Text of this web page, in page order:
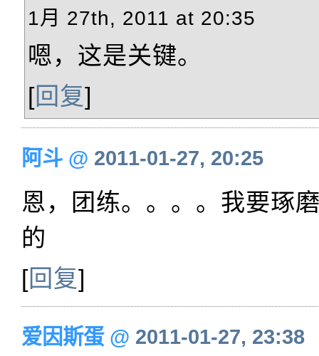
1月 27th, 2011 at 20:35
嗯，这是关键。
[回复]
阿斗 @ 2011-01-27, 20:25
恩，团练。。。。我要琢
的
[回复]
爱因斯蛋@ 2011-01-27, 23:38